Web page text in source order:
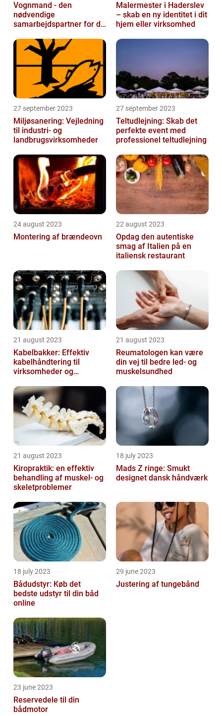
Vognmand - den
nødvendige
samarbejdspartner for dit
Malermester i Haderslev
– skab en ny identitet i dit
hjem eller virksomhed
27 september 2023
Miljøsanering: Vejledning
til industri- og
landbrugsvirksomheder
27 september 2023
Teltudlejning: Skab det
perfekte event med
professionel teltudlejning
24 august 2023
Montering af brændeovn
22 august 2023
Opdag den autentiske
smag af Italien på en
italiensk restaurant
21 august 2023
Kabelbakker: Effektiv
kabelhåndtering til
virksomheder og
21 august 2023
Reumatologen kan være
din vej til bedre led- og
muskelsundhed
21 august 2023
Kiropraktik: en effektiv
behandling af muskel- og
skeletproblemer
18 july 2023
Mads Z ringe: Smukt
designet dansk håndværk
18 july 2023
Bådudstyr: Køb det
bedste udstyr til din båd
online
29 june 2023
Justering af tungebånd
23 june 2023
Reservedele til din
bådmotor